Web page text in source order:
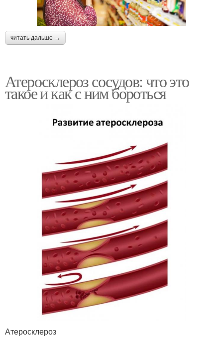
читать дальше →
Атеросклероз сосудов: что это
такое и как с ним бороться
Атеросклероз